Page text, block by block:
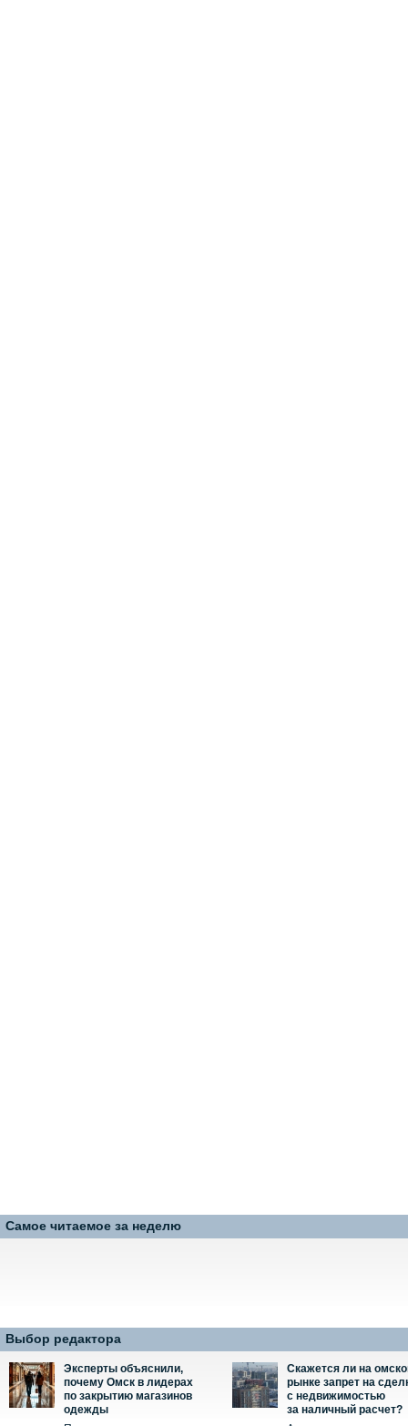
Самое читаемое за неделю
Выбор редактора
Эксперты объяснили,
почему Омск в лидерах
по закрытию магазинов
одежды
Скажется ли на
рынке запрет на
с недвижимостью
за наличный расчет?